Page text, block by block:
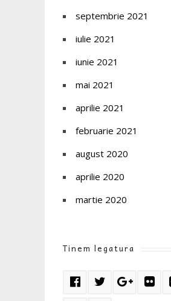
septembrie 2021
iulie 2021
iunie 2021
mai 2021
aprilie 2021
februarie 2021
august 2020
aprilie 2020
martie 2020
Tinem legatura